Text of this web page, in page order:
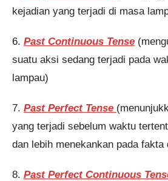
kejadian yang terjadi di masa
6. Past Continuous Tense
suatu aksi sedang terjadi pada
lampau)
7. Past Perfect Tense
yang terjadi sebelum waktu
dan lebih menekankan pada fakta
8. Past Perfect Continuous